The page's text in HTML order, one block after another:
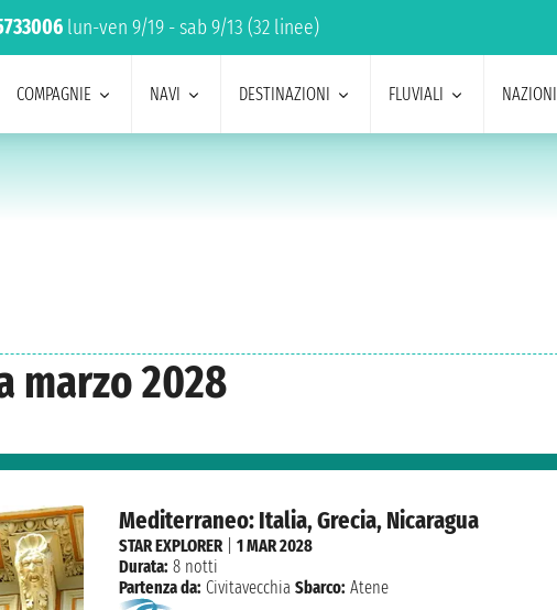
lun-ven 9/19 - sab 9/13 (32 linee)
COMPAGNIE NAVI DESTINAZIONI FLUVIALI NAZIONI
marzo 2028
Mediterraneo: Italia, Grecia, Nicaragua
STAR EXPLORER|1 MAR 2028
Durata: 8 notti
Partenza da: Civitavecchia Sbarco: Atene